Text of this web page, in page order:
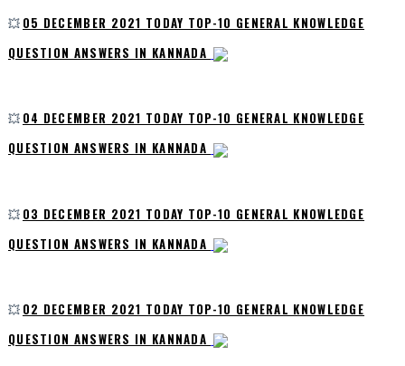
💥 05 DECEMBER 2021 TODAY TOP-10 GENERAL KNOWLEDGE
QUESTION ANSWERS IN KANNADA
💥 04 DECEMBER 2021 TODAY TOP-10 GENERAL KNOWLEDGE
QUESTION ANSWERS IN KANNADA
💥 03 DECEMBER 2021 TODAY TOP-10 GENERAL KNOWLEDGE
QUESTION ANSWERS IN KANNADA
💥 02 DECEMBER 2021 TODAY TOP-10 GENERAL KNOWLEDGE
QUESTION ANSWERS IN KANNADA